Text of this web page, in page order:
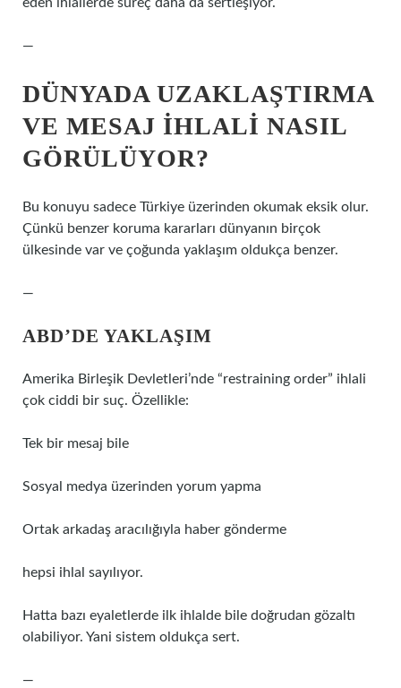
—
DÜNYADA UZAKLAŞTIRMA
VE MESAJ İHLALI NASIL
GÖRÜLÜYOR?
Bu konuyu sadece Türkiye üzerinden okumak eksik olur.
Çünkü benzer koruma kararları dünyanın birçok
ülkesinde var ve çoğunda yaklaşım oldukça benzer.
—
ABD’DE YAKLAŞIM
Amerika Birleşik Devletleri’nde “restraining order” ihlali
çok ciddi bir suç. Özellikle:
Tek bir mesaj bile
Sosyal medya üzerinden yorum yapma
Ortak arkadaş aracılığıyla haber gönderme
hepsi ihlal sayılıyor.
Hatta bazı eyaletlerde ilk ihlalde bile doğrudan gözaltı
olabiliyor. Yani sistem oldukça sert.
—